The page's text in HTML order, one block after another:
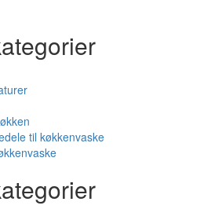
til køkkenvaske